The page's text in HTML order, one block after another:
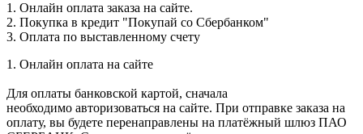
1. Онлайн оплата заказа на сайте.
2. Покупка в кредит "Покупай со Сбербанком"
3. Оплата по выставленному счету
1. Онлайн оплата на сайте
Для оплаты банковской картой, сначала
необходимо авторизоваться на сайте. При отправке заказа на
оплату, вы будете перенаправлены на платёжный шлюз ПАО